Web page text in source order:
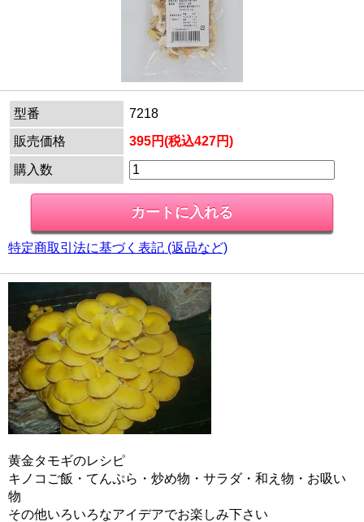
型番
7218
販売価格
395円(税込427円)
購入数
特定商取引法に基づく表記 (返品など)
黄金タモギのレシピ
キノコご飯・てんぷら・炒め物・サラダ・和え物・お吸い
物
その他いろいろなアイデアでお楽しみ下さい